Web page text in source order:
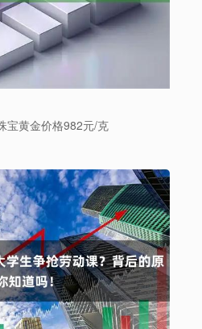
宝黄金价格982元/克